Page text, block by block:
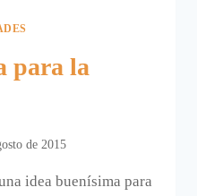
para la
de 2015
idea buenísima para